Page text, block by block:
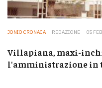
JONIO CRONACA REDAZIONE 05
Villapiana, maxi-
l'amministrazione in